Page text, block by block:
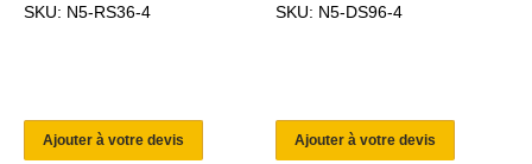
SKU: N5-RS36-4
Ajouter à votre devis
SKU: N5-DS96-4
Ajouter à votre devis